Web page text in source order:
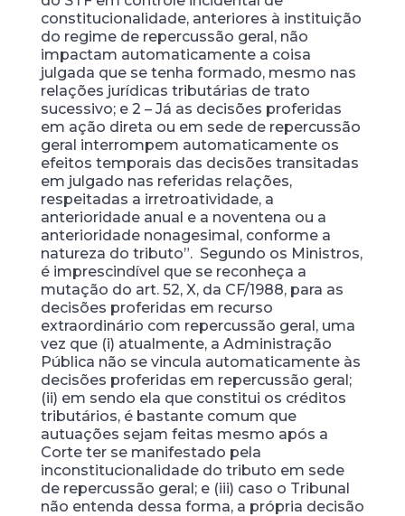
constitucionalidade, anteriores à instituição
do regime de repercussão geral, não
impactam automaticamente a coisa
julgada que se tenha formado, mesmo nas
relações jurídicas tributárias de trato
sucessivo; e 2 – Já as decisões proferidas
em ação direta ou em sede de repercussão
geral interrompem automaticamente os
efeitos temporais das decisões transitadas
em julgado nas referidas relações,
respeitadas a irretroatividade, a
anterioridade anual e a noventena ou a
anterioridade nonagesimal, conforme a
natureza do tributo”. Segundo os Ministros,
é imprescindível que se reconheça a
mutação do art. 52, X, da CF/1988, para as
decisões proferidas em recurso
extraordinário com repercussão geral, uma
vez que (i) atualmente, a Administração
Pública não se vincula automaticamente às
decisões proferidas em repercussão geral;
(ii) em sendo ela que constitui os créditos
tributários, é bastante comum que
autuações sejam feitas mesmo após a
Corte ter se manifestado pela
inconstitucionalidade do tributo em sede
de repercussão geral; e (iii) caso o Tribunal
não entenda dessa forma, a própria decisão